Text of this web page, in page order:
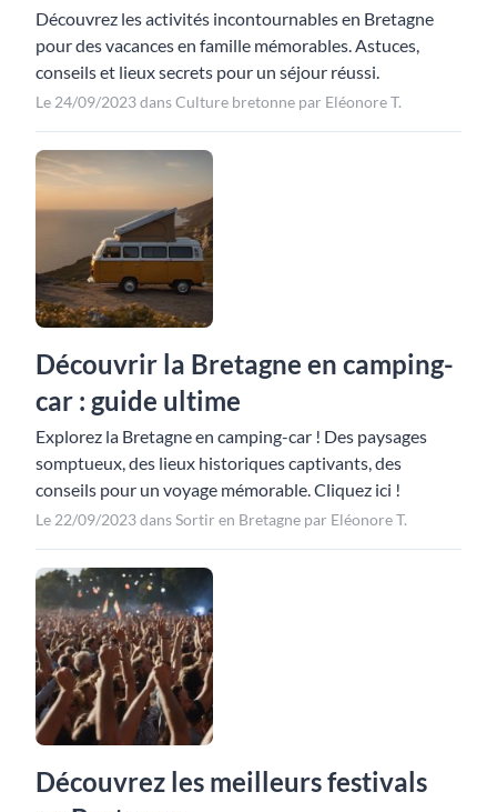
Découvrez les activités incontournables en Bretagne
pour des vacances en famille mémorables. Astuces,
conseils et lieux secrets pour un séjour réussi.
Le 24/09/2023 dans Culture bretonne par Eléonore T.
Découvrir la Bretagne en camping-
car : guide ultime
Explorez la Bretagne en camping-car ! Des paysages
somptueux, des lieux historiques captivants, des
conseils pour un voyage mémorable. Cliquez ici !
Le 22/09/2023 dans Sortir en Bretagne par Eléonore T.
Découvrez les meilleurs festivals